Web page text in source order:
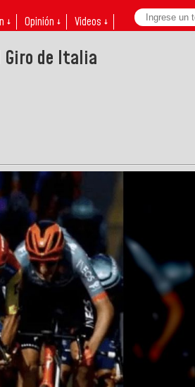
↓ Opinión ↓ Videos ↓
de Italia